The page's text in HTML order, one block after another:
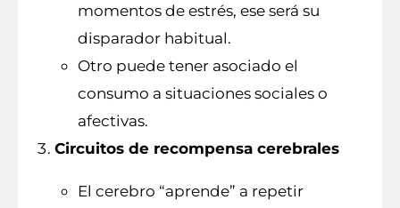
momentos de estrés, ese será su
disparador habitual.
Otro puede tener asociado el
consumo a situaciones sociales o
afectivas.
Circuitos de recompensa cerebrales
El cerebro “aprende” a repetir